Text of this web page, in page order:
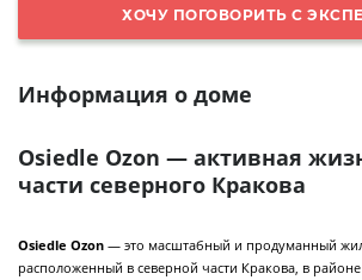
ХОЧУ ПОГОВОРИТЬ С
Информация о доме
Osiedle Ozon — активная
части северного Кракова
Osiedle Ozon — это масштабный и продуманный
расположенный в северной части Кракова, в районе